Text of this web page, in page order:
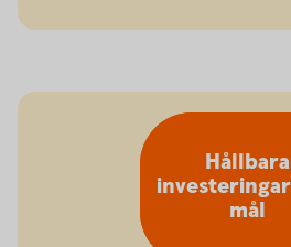
Hållbara
mål